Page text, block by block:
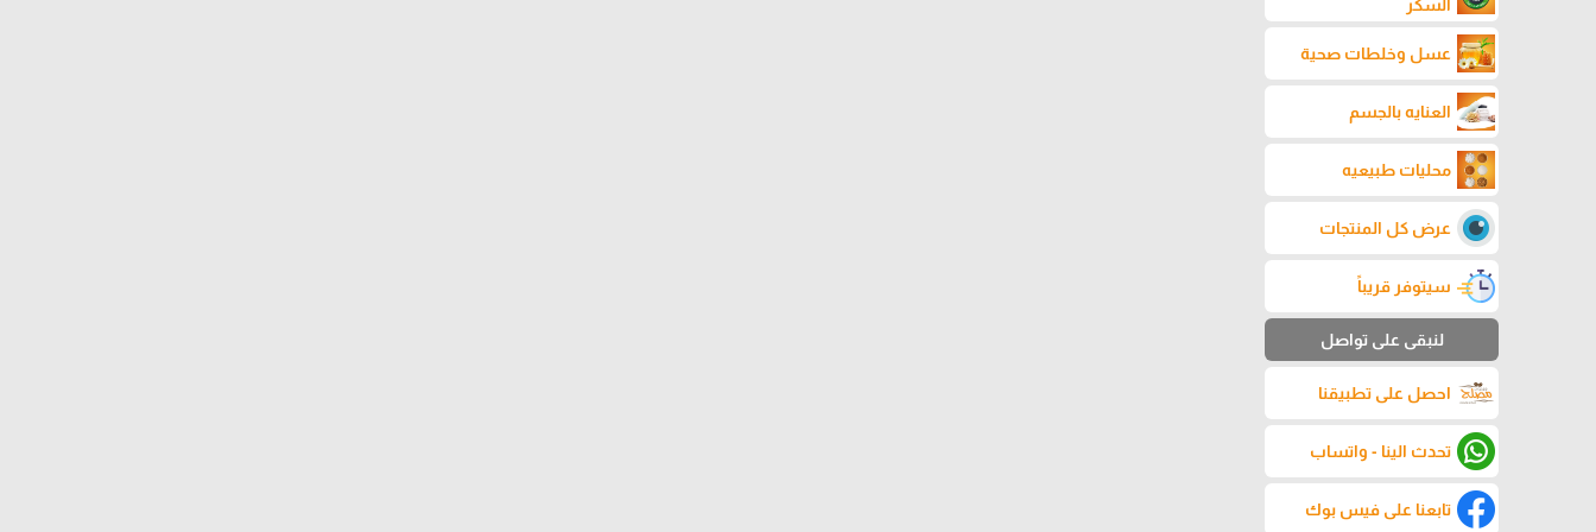
السكر
عسل وخلطات صحية
العنايه بالجسم
محليات طبيعيه
عرض كل المنتجات
سيتوفر قريباً
لنبقى على تواصل
احصل على تطبيقنا
تحدث الينا - واتساب
تابعنا على فيس بوك